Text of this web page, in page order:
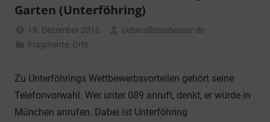
Garten (Unterföhring)
19. Dezember 2016
ueberallistesbesser.de
Fragmente, Orte
Zu Unterföhrings Wettbewerbsvorteilen gehört seine
Telefonvorwahl. Wer unter 089 anruft, denkt, er würde in
München anrufen. Dabei ist Unterföhring